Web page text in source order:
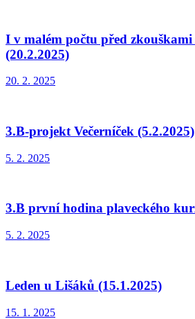
I v malém počtu před
(20.2.2025)
20. 2. 2025
3.B-projekt Večerníček (5.2.2025)
5. 2. 2025
3.B první hodina plaveckého
5. 2. 2025
Leden u Lišáků (15.1.2025)
15. 1. 2025